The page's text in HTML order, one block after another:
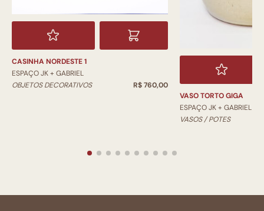
CASINHA NORDESTE 1
ESPAÇO JK + GABRIEL
OBJETOS DECORATIVOS
R$ 760,00
VASO TORTO GIGA
ESPAÇO JK + GABRIEL
VASOS / POTES